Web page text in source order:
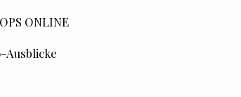
ONLINE
Ausblicke